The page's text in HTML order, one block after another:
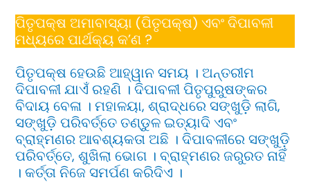
ପିତୃପକ୍ଷ ଅମାବାସ୍ୟା (ପିତୃପକ୍ଷ) ଏବଂ ଦିପାବଳୀ
ମଧ୍ୟରେ ପାର୍ଥକ୍ୟ କ’ଣ ?
ପିତୃପକ୍ଷ ହେଉଛି ଆହ୍ୱାନ ସମୟ । ଅନ୍ତରୀମ
ଦିପାବଳୀ ଯାଏଁ ରହଣି । ଦିପାବଳୀ ପିତୃପୁରୁଷଙ୍କର
ବିଦାୟ ବେଳା । ମହାଳୟା, ଶ୍ରାଦ୍ଧରେ ସଙ୍ଖୁଡ଼ି ଲାଗି,
ସଙ୍ଖୁଡ଼ି ପରିବର୍ତ୍ତେ ତଣ୍ଡୁଳ ଇତ୍ୟାଦି ଏବଂ
ବ୍ରାହ୍ମଣର ଆବଶ୍ୟକତା ଅଛି । ଦିପାବଳୀରେ ସଙ୍ଖୁଡ଼ି
ପରିବର୍ତ୍ତେ, ଶୁଖିଲା ଭୋଗ । ବ୍ରାହ୍ମଣର ଜରୁରତ ନାହିଁ
। କର୍ତ୍ତା ନିଜେ ସମର୍ପଣ କରିଦିଏ ।